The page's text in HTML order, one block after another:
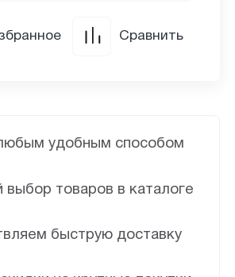
удобным способом
выбор товаров в каталоге
быструю доставку
Сравнить